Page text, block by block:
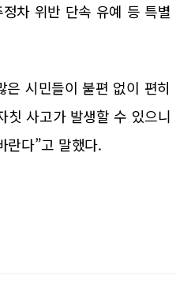
차 위반 단속 유예 등 특별
시민들이 불편 없이 편
사고가 발생할 수 있으
란다”고 말했다.